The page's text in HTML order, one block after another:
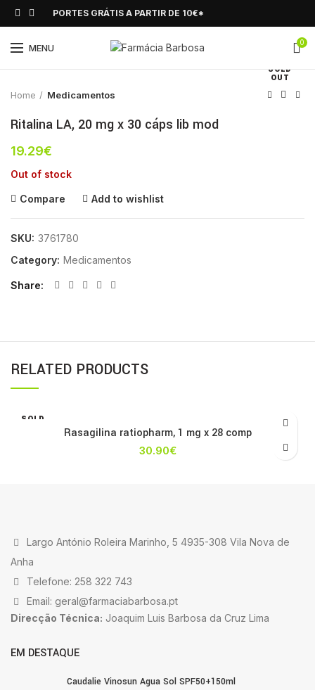
PORTES GRÁTIS A PARTIR DE 10€*
MENU 0
SOLD
OUT
Click to enlarge
Home Medicamentos
Ritalina LA, 20 mg x 30 cáps lib mod
19.29€
Out of stock
Compare Add to wishlist
SKU: 3761780
Category: Medicamentos
Share
RELATED PRODUCTS
SOLD
Rasagilina ratiopharm, 1 mg x 28 comp
30.90€
Largo António Roleira Marinho, 5 4935-308 Vila Nova de
Anha
Telefone: 258 322 743
Email: geral@farmaciabarbosa.pt
Direcção Técnica: Joaquim Luis Barbosa da Cruz Lima
EM DESTAQUE
Caudalie Vinosun Agua Sol SPF50+150ml